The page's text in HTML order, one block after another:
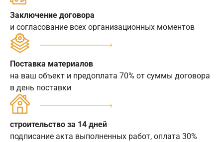
Заключение договора
и согласование всех организационных моментов
Поставка материалов
на ваш объект и предоплата 70% от суммы договора
в день поставки
строительство за 14 дней
подписание акта выполненных работ, оплата 30%